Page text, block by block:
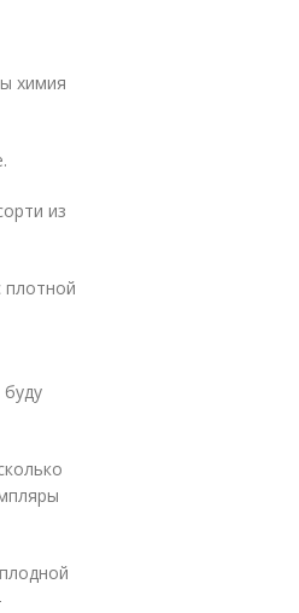
химия
из
плотной